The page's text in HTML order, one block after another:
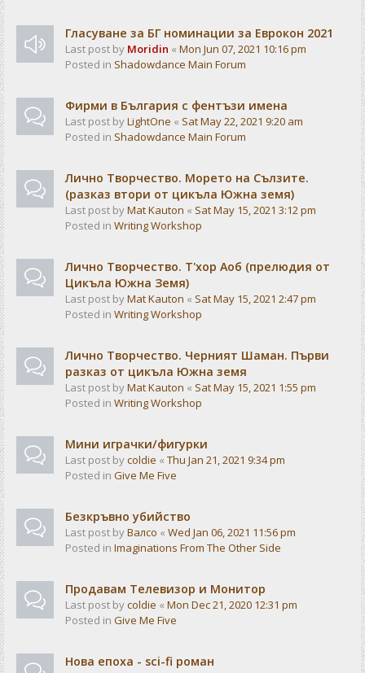
Гласуване за БГ номинации за Еврокон 2021
Last post by Moridin « Mon Jun 07, 2021 10:16 pm
Posted in Shadowdance Main Forum
Фирми в България с фентъзи имена
Last post byLightOne « Sat May 22, 2021 9:20 am
Posted in Shadowdance Main Forum
Лично Творчество. Морето на Сълзите.
(разказ втори от цикъла Южна земя)
Last post byMat Kauton « Sat May 15, 2021 3:12 pm
Posted in Writing Workshop
Лично Творчество. Т'хор Аоб (прелюдия от
Цикъла Южна Земя)
Last post byMat Kauton « Sat May 15, 2021 2:47 pm
Posted in Writing Workshop
Лично Творчество. Черният Шаман. Първи
разказ от цикъла Южна земя
Last post byMat Kauton « Sat May 15, 2021 1:55 pm
Posted in Writing Workshop
Мини играчки/фигурки
Last post bycoldie « Thu Jan 21, 2021 9:34 pm
Posted in Give Me Five
Безкръвно убийство
Last post byВалсо « Wed Jan 06, 2021 11:56 pm
Posted in Imaginations From The Other Side
Продавам Телевизор и Монитор
Last post bycoldie « Mon Dec 21, 2020 12:31 pm
Posted in Give Me Five
Нова епоха - sci-fi роман